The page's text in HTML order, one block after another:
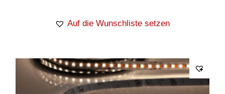
Auf die Wunschliste setzen